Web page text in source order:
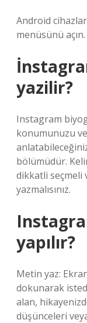
Android
menüsünü
yazilir?
Instagram
konumunuzu
bölümüdür.
dikkatli seçmeli
yazmalısınız.
yapılır?
Metin yaz:
dokunarak
alan,
düşünceleri